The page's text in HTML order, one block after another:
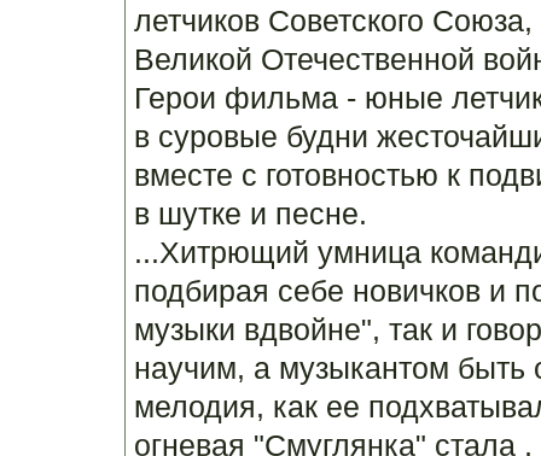
летчиков Советского
Великой Отечественной
Герои фильма - юные
в суровые будни
вместе с готовностью к
в шутке и песне.
...Хитрющий умница
подбирая себе новичков и
музыки вдвойне", так и
научим, а музыкантом быть
мелодия, как ее
огневая "Смуглянка" стала